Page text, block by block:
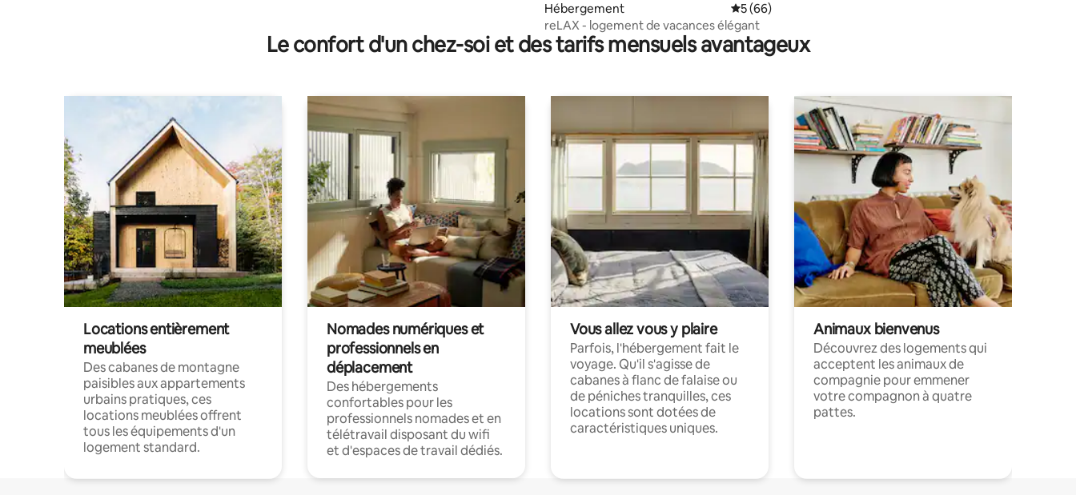
Hébergement Évaluation moyenne sur la base de 66 commentaires : 5 sur 5
5 (66)
reLAX - logement de vacances élégant
Le confort d'un chez-soi et des tarifs mensuels avantageux
Locations entièrement
meublées
Des cabanes de montagne
paisibles aux appartements
urbains pratiques, ces
locations meublées offrent
tous les équipements d'un
logement standard.
Nomades numériques et
professionnels en
déplacement
Des hébergements
confortables pour les
professionnels nomades et en
télétravail disposant du wifi
et d'espaces de travail dédiés.
Vous allez vous y plaire
Parfois, l'hébergement fait le
voyage. Qu'il s'agisse de
cabanes à flanc de falaise ou
de péniches tranquilles, ces
locations sont dotées de
caractéristiques uniques.
Animaux bienvenus
Découvrez des logements qui
acceptent les animaux de
compagnie pour emmener
votre compagnon à quatre
pattes.